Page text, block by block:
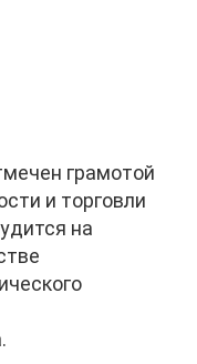
грамотой
и торговли
на